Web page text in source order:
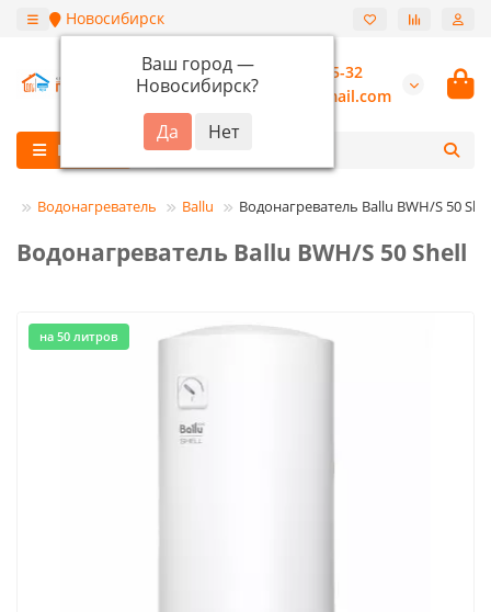
Новосибирск
Ваш город —
Новосибирск?
+7 (913) 987-55-32
burannsk@gmail.com
Каталог
Водонагреватель Ballu Водонагреватель Ballu BWH/S 50
Водонагреватель Ballu BWH/S 50 Shell
на 50 литров